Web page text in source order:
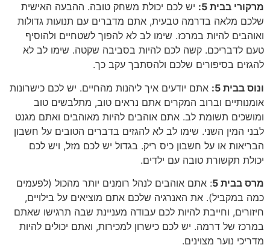
מרקורי בבית 5:
יש לכם יכולת משחק טובה. ההבעה האישית
שלכם מלאה בדרמה טבעית, אתם מדברים עם תנועות גדולות
ואוהבים להיות במרכז. שימו לב לא להפוך לשטחיים ולהוסיף
טעם לדבריכם. קשה לכם להיות בסביבה שקטה. שימו לב לא
להגזים בסיפורים שלכם ולהסתבך עקב כך.
ונוס בבית 5:
אתם יודעים איך ליהנות מהחיים. יש לכם כישרונות
אומנותיים וברוב המקרים אתם נראים טוב, מתלבשים טוב
ומושכים תשומת לב. אתם אוהבים להיות מאוהבים ואתם מגנט
לבני המין השני. שימו לב לא להגזים בדברים הטובים על חשבון
הבריאות או על חשבון כיס ריק. בגדול יש לכם מזל, ויש לכם
יכולת תקשורת טובה עם ילדים.
מרס בבית 5
: אתם אוהבים לנהל רומנים יותר מהכול (לפעמים
כמה במקביל). את האנרגיה שלכם אתם מוציאים על בילויים,
חיזורים, וחייבת להיות לכם עבודה מעניינת שבה תרגישו שאתם
במרכז של דרמה. יש לכם כישרון למכירות, ואתם יכולים להיות
מדריכי נוער מצוינים.